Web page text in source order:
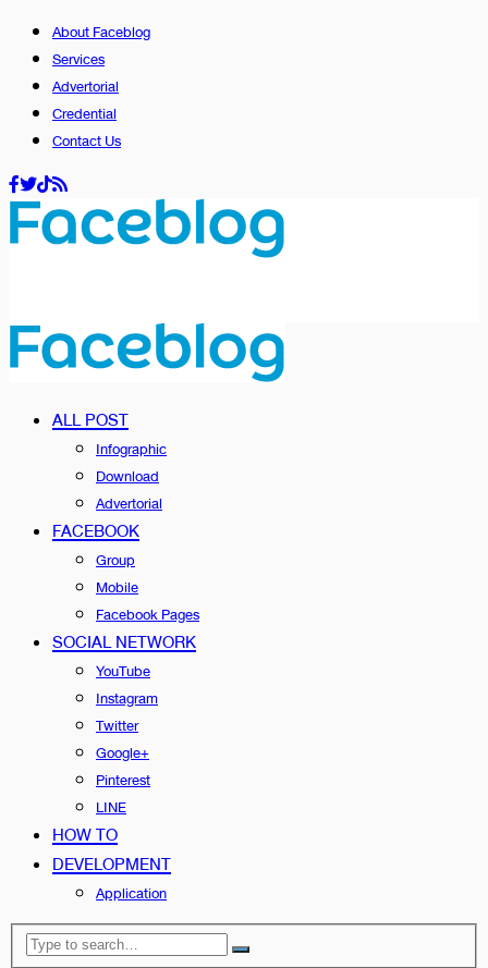
About Faceblog
Services
Advertorial
Credential
Contact Us
ALL POST
Infographic
Download
Advertorial
FACEBOOK
Group
Mobile
Facebook Pages
SOCIAL NETWORK
YouTube
Instagram
Twitter
Google+
Pinterest
LINE
HOW TO
DEVELOPMENT
Application